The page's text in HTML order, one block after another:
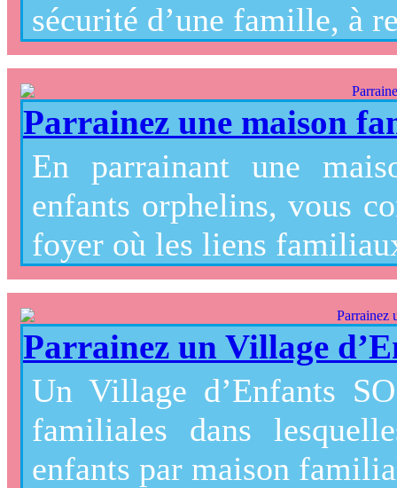
sécurité d’une famille, à
Parrainez une maison
En parrainant une
enfants orphelins, vous
foyer où les liens
Parrainez un Village
Un Village d’Enfants
familiales dans
enfants par maison